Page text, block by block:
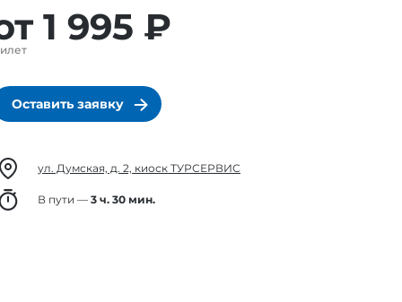
1 995 ₽
Оставить заявку
ул. Думская, д. 2, киоск ТУРСЕРВИС
В пути — 3 ч. 30 мин.